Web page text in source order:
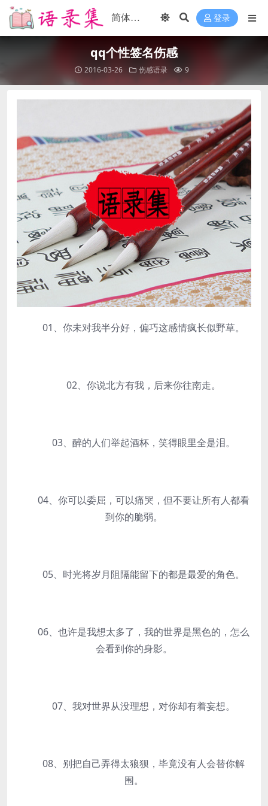
登录
qq个性签名伤感
2016-03-26 伤感语录 9
01、你未对我半分好，偏巧这感情疯长似野草。
02、你说北方有我，后来你往南走。
03、醉的人们举起酒杯，笑得眼里全是泪。
04、你可以委屈，可以痛哭，但不要让所有人都看
到你的脆弱。
05、时光将岁月阻隔能留下的都是最爱的角色。
06、也许是我想太多了，我的世界是黑色的，怎么
会看到你的身影。
07、我对世界从没理想，对你却有着妄想。
08、别把自己弄得太狼狈，毕竟没有人会替你解
围。